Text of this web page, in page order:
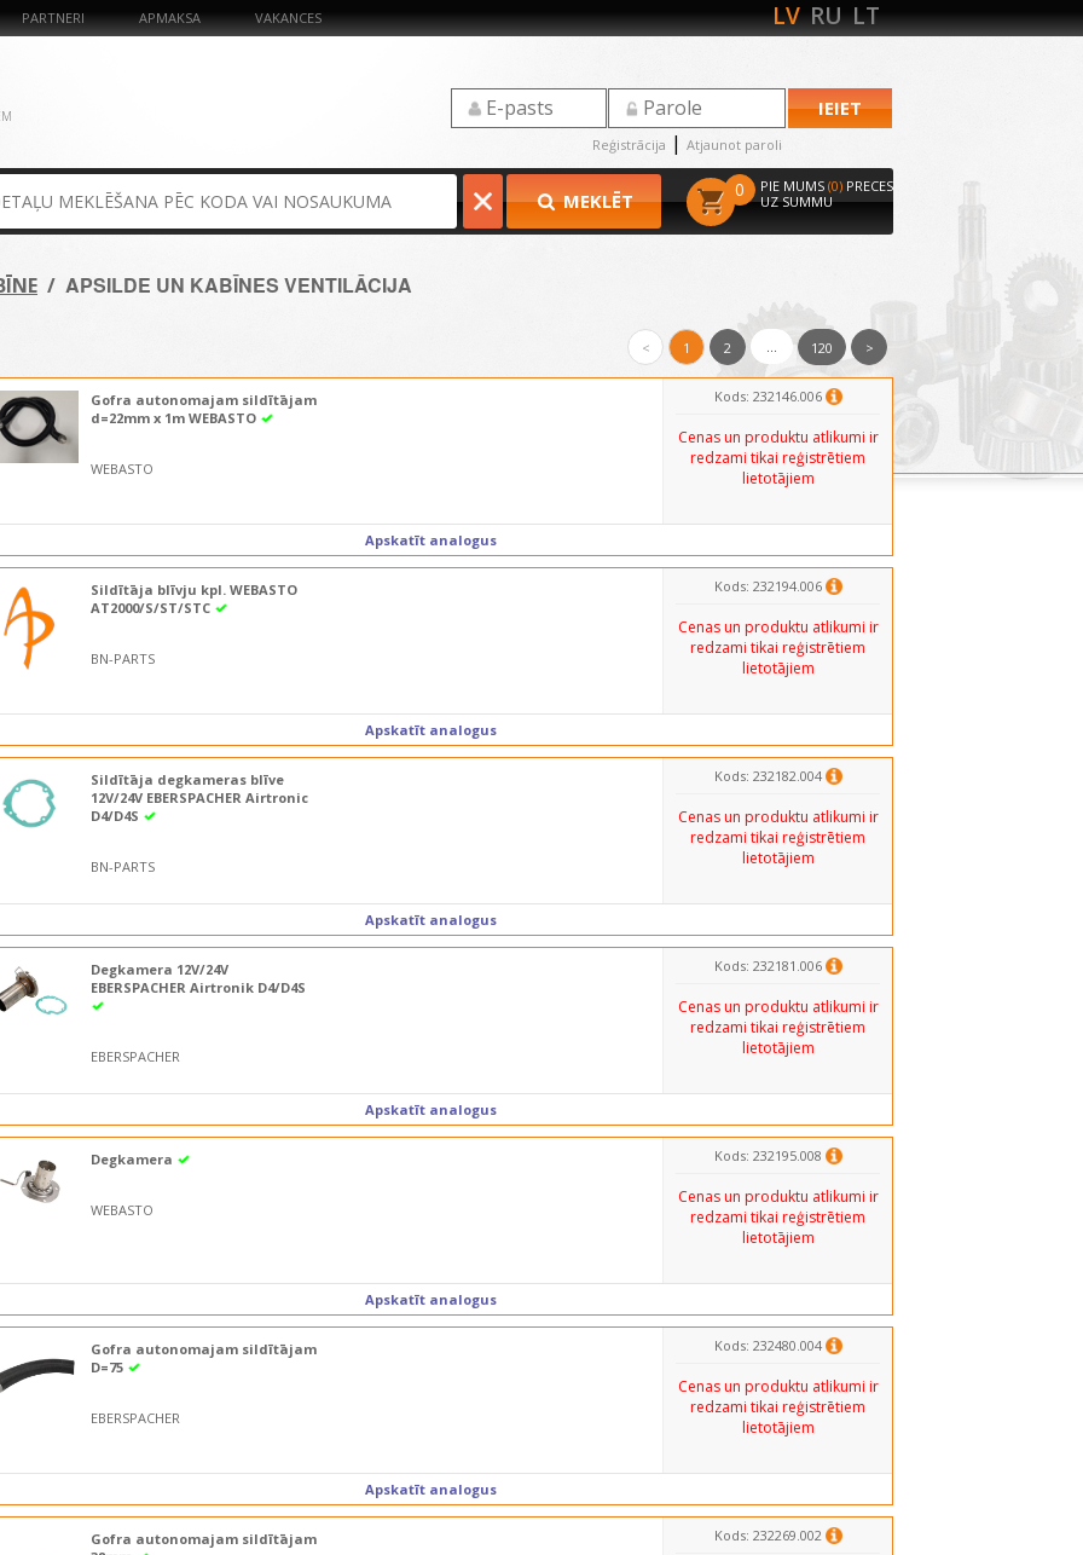
PARTNERI APMAKSA VAKANCES LV RU LT
Reģistrācija | Atjaunot paroli
MEKLĒT 0 PIE MUMS (0) PRECES
UZ SUMMU
/ APSILDE UN KABĪNES VENTILĀCIJA
< 1 2 ... 120 >
Gofra autonomajam sildītājam
d=22mm x 1m WEBASTO
WEBASTO
Kods: 232146.006
Cenas un produktu atlikumi ir
redzami tikai reģistrētiem
lietotājiem
Apskatīt analogus
Sildītāja blīvju kpl. WEBASTO
AT2000/S/ST/STC
BN-PARTS
Kods: 232194.006
Cenas un produktu atlikumi ir
redzami tikai reģistrētiem
lietotājiem
Apskatīt analogus
Sildītāja degkameras blīve
12V/24V EBERSPACHER Airtronic
D4/D4S
BN-PARTS
Kods: 232182.004
Cenas un produktu atlikumi ir
redzami tikai reģistrētiem
lietotājiem
Apskatīt analogus
Degkamera 12V/24V
EBERSPACHER Airtronik D4/D4S
EBERSPACHER
Kods: 232181.006
Cenas un produktu atlikumi ir
redzami tikai reģistrētiem
lietotājiem
Apskatīt analogus
Degkamera
WEBASTO
Kods: 232195.008
Cenas un produktu atlikumi ir
redzami tikai reģistrētiem
lietotājiem
Apskatīt analogus
Gofra autonomajam sildītājam
D=75
EBERSPACHER
Kods: 232480.004
Cenas un produktu atlikumi ir
redzami tikai reģistrētiem
lietotājiem
Apskatīt analogus
Gofra autonomajam sildītājam
Kods: 232269.002